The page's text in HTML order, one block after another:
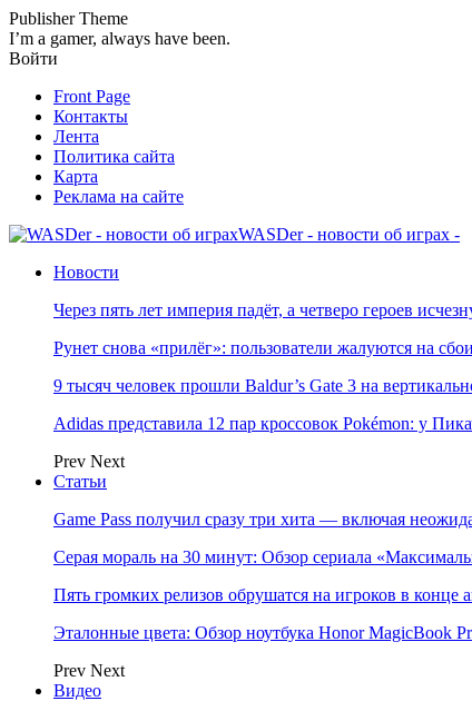
Publisher Theme
I’m a gamer, always have been.
Войти
Front Page
Контакты
Лента
Политика сайта
Карта
Реклама на сайте
WASDer - новости об играх -
Новости
Через пять лет империя падёт, а четверо героев
Рунет снова «прилёг»: пользователи жалуются на
9 тысяч человек прошли Baldur’s Gate 3 на
Adidas представила 12 пар кроссовок Pokémon: у
Prev Next
Статьи
Game Pass получил сразу три хита — включая
Серая мораль на 30 минут: Обзор сериала
Пять громких релизов обрушатся на игроков в конце
Эталонные цвета: Обзор ноутбука Honor MagicBook
Prev Next
Видео